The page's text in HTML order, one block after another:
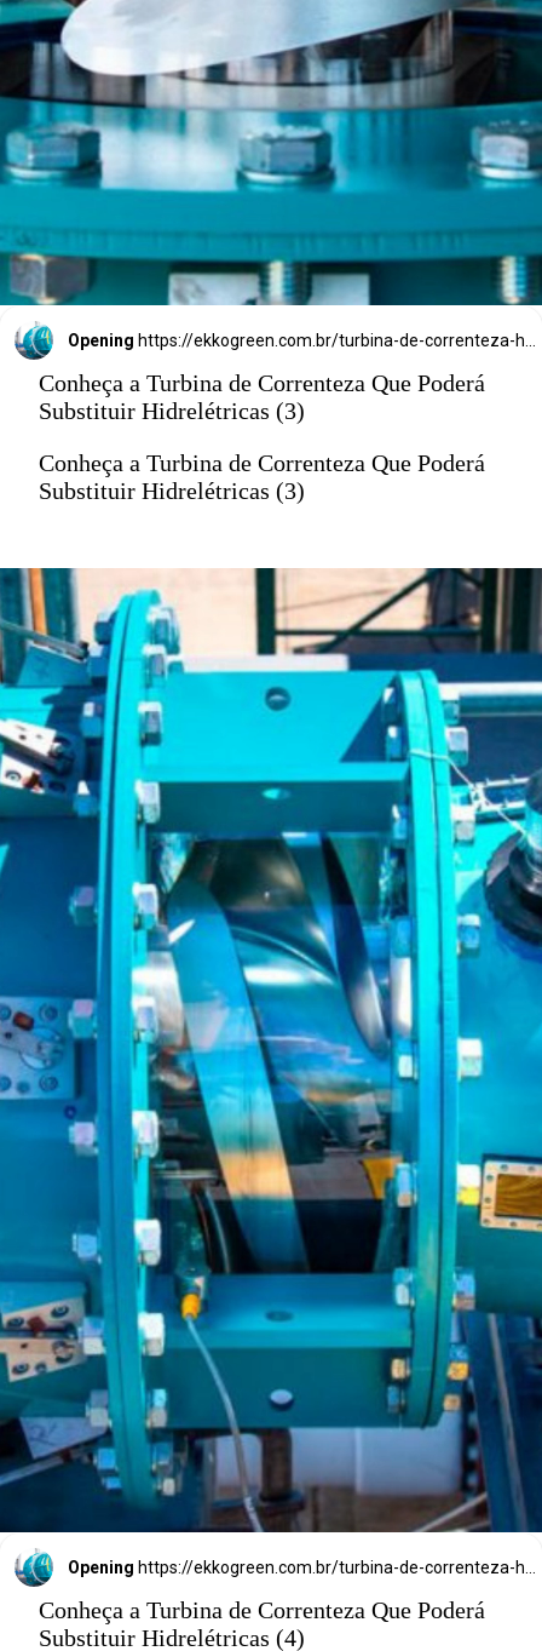
projetou uma
turbina de
correnteza.
Opening
Conheça a Turbina de Correnteza Que Poderá
Substituir Hidrelétricas (3)
Conheça a Turbina de Correnteza Que Poderá
Substituir Hidrelétricas (3)
Que promete
substituir de vez
as fontes
hídricas.
Opening https://ekkogreen.com.br/turbina-de-correnteza-hidreletricas/?utm_source=google&utm_medium=discover&utm_campaign=web-story
Conheça a Turbina de Correnteza Que Poderá
Substituir Hidrelétricas (4)